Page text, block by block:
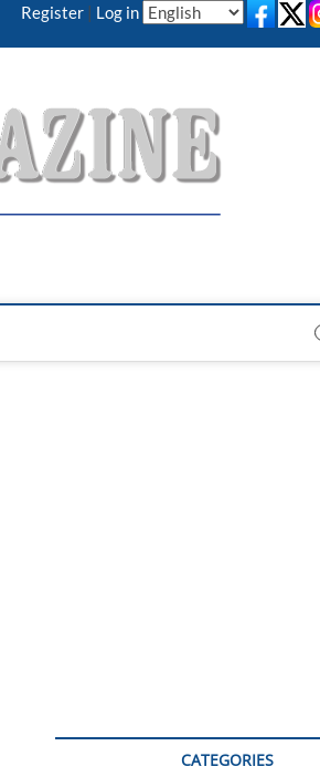
Register | Log in
CATEGORIES